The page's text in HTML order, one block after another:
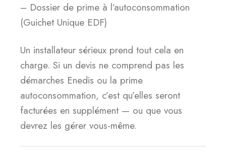
– Dossier de prime à l’autoconsommation
(Guichet Unique EDF)
Un installateur sérieux prend tout cela en
charge. Si un devis ne comprend pas les
démarches Enedis ou la prime
autoconsommation, c’est qu’elles seront
facturées en supplément — ou que vous
devrez les gérer vous-même.